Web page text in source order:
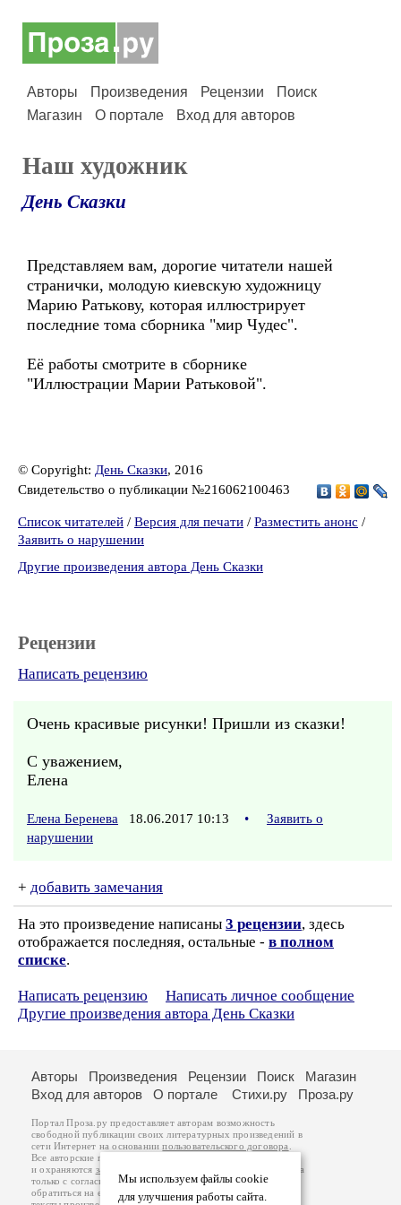
Авторы Произведения Рецензии
Поиск
Магазин
О портале Вход для авторов
Наш художник
День Сказки
Представляем вам, дорогие читатели нашей
странички, молодую киевскую художницу
Марию Ратькову, которая иллюстрирует
последние тома сборника "мир Чудес".
Её работы смотрите в сборнике
"Иллюстрации Марии Ратьковой".
© Copyright: День Сказки, 2016
Свидетельство о публикации №216062100463
Список читателей / Версия для печати / Разместить анонс /
Заявить о нарушении
Другие произведения автора День Сказки
Рецензии
Написать рецензию
Очень красивые рисунки! Пришли из сказки!
С уважением,
Елена
Елена Беренева 18.06.2017 10:13 •
Заявить о
нарушении
+ добавить замечания
На это произведение написаны 3 рецензии, здесь
отображается последняя, остальные - в полном
списке.
Написать рецензию
Написать личное сообщение
Другие произведения автора День Сказки
Мы используем файлы cookie
для улучшения работы сайта.
Авторы Произведения Рецензии Поиск
Магазин
Вход для авторов
О портале Стихи.ру Проза.ру
Портал Проза.ру предоставляет авторам возможность
свободной публикации своих литературных произведений в
сети Интернет на основаниипользовательского договора
Все авторские права на произведения принадлежат авторам
и охраняются законом
. Перепечатка произведений возможна
только с согласия его автора, к которому вы можете
обратиться на его авторской странице. Ответственность за